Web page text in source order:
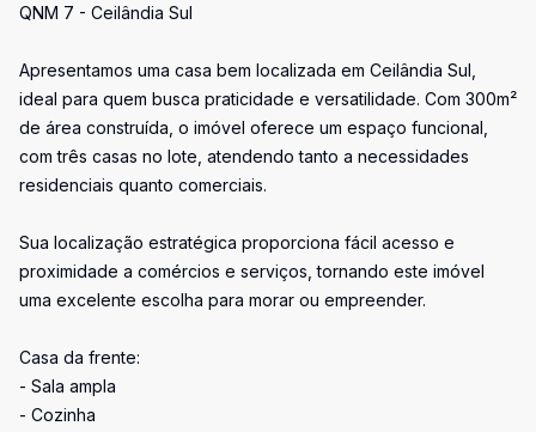
QNM 7 - Ceilândia Sul
Apresentamos uma casa bem localizada em Ceilândia Sul,
ideal para quem busca praticidade e versatilidade. Com 300m²
de área construída, o imóvel oferece um espaço funcional,
com três casas no lote, atendendo tanto a necessidades
residenciais quanto comerciais.
Sua localização estratégica proporciona fácil acesso e
proximidade a comércios e serviços, tornando este imóvel
uma excelente escolha para morar ou empreender.
Casa da frente:
- Sala ampla
- Cozinha